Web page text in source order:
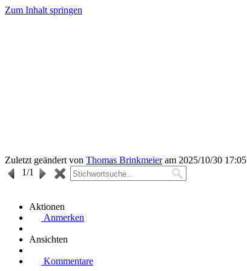
Zum Inhalt springen
Zuletzt geändert von Thomas Brinkmeieram 2025/10/30 17:05
1/1
Aktionen
Anmerken
Ansichten
Kommentare